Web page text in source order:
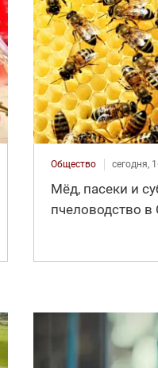
Общество сегодня,
Мёд, пасеки и
пчеловодство в